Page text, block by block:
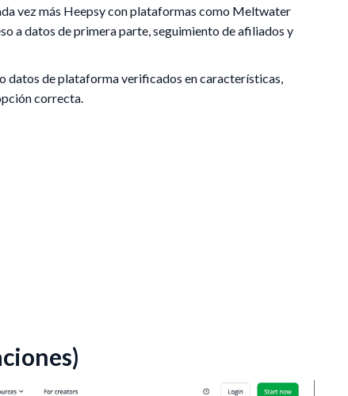
vez más Heepsy con plataformas como Meltwater
a datos de primera parte, seguimiento de afiliados y
datos de plataforma verificados en características,
correcta.